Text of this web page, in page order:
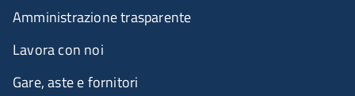
Amministrazione trasparente
Lavora con noi
Gare, aste e fornitori